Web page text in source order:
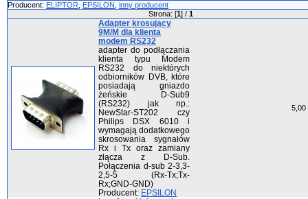
Producent: ELIPTOR EPSILON inny producent
Strona: [1] / 1
Adapter krosujący
9M/M dla klienta
modem RS232
adapter do podłączania
klienta typu Modem
RS232 do niektórych
odbiorników DVB, które
posiadają gniazdo
żeńskie D-Sub9
(RS232) jak np.:
NewStar-ST202 czy
Philips DSX 6010 i
wymagają dodatkowego
skrosowania sygnałów
Rx i Tx oraz zamiany
złącza z D-Sub.
Połączenia d-sub 2-3,3-
2,5-5 (Rx-Tx;Tx-
Rx;GND-GND)
Producent: EPSILON
5,00